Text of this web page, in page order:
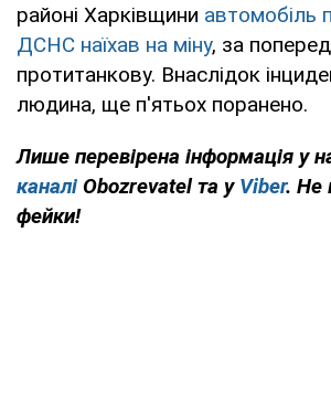
районі Харківщини автомобіль
ДСНС наїхав на міну, за
протитанкову. Внаслідок
людина, ще п'ятьох поранено.
Лише перевірена інформація у
каналі Obozrevatel та у Viber. Не
фейки!